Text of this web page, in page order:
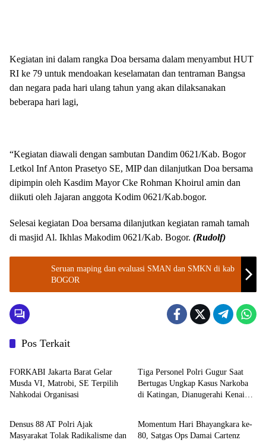
Kegiatan ini dalam rangka Doa bersama dalam menyambut HUT
RI ke 79 untuk mendoakan keselamatan dan tentraman Bangsa
dan negara pada hari ulang tahun yang akan dilaksanakan
beberapa hari lagi,
“Kegiatan diawali dengan sambutan Dandim 0621/Kab. Bogor
Letkol Inf Anton Prasetyo SE, MIP dan dilanjutkan Doa bersama
dipimpin oleh Kasdim Mayor Cke Rohman Khoirul amin dan
diikuti oleh Jajaran anggota Kodim 0621/Kab.bogor.
Selesai kegiatan Doa bersama dilanjutkan kegiatan ramah tamah
di masjid Al. Ikhlas Makodim 0621/Kab. Bogor. (Rudolf)
Seruan maping dan evaluasi SMAN dan SMKN di kab
BOGOR
Pos Terkait
Berita
FORKABI Jakarta Barat Gelar
Musda VI, Matrobi, SE Terpilih
Nahkodai Organisasi
Tiga Personel Polri Gugur Saat
Bertugas Ungkap Kasus Narkoba
di Katingan, Dianugerahi Kenaikan
TNI - POLRI
Densus 88 AT Polri Ajak
Masyarakat Tolak Radikalisme dan
TNI - POLRI
Momentum Hari Bhayangkara ke-
80, Satgas Ops Damai Cartenz